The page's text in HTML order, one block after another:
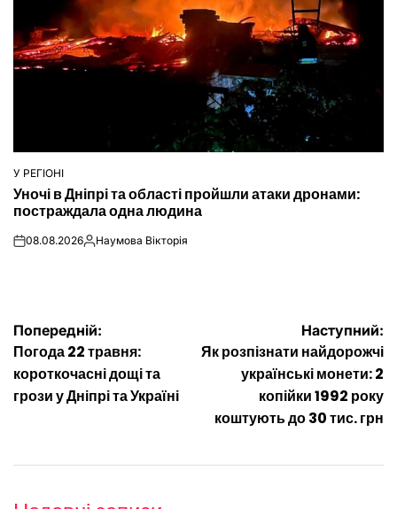
ОПУБЛІКУВАТИ
У
У РЕГІОНІ
Уночі в Дніпрі та області пройшли атаки дронами:
постраждала одна людина
on08.08.2026Опубліковано
Наумова Вікторія
Навігація
записів
Попередній:
Погода 22 травня:
короткочасні дощі та
грози у Дніпрі та Україні
Наступний:
Як розпізнати найдорожчі
українські монети: 2
копійки 1992 року
коштують до 30 тис. грн